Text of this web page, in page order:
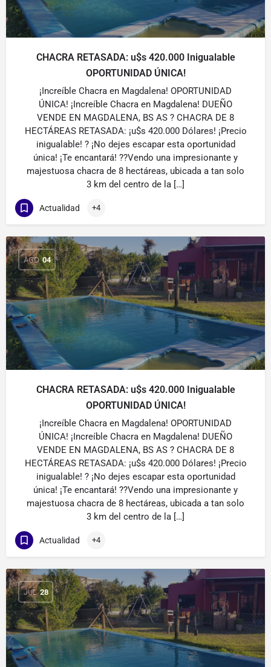
CHACRA RETASADA: u$s 420.000 Inigualable
OPORTUNIDAD ÚNICA!
¡Increíble Chacra en Magdalena! OPORTUNIDAD
ÚNICA! ¡Increíble Chacra en Magdalena! DUEÑO
VENDE EN MAGDALENA, BS AS ? CHACRA DE 8
HECTÁREAS RETASADA: ¡u$s 420.000 Dólares! ¡Precio
inigualable! ? ¡No dejes escapar esta oportunidad
única! ¡Te encantará! ??Vendo una impresionante y
majestuosa chacra de 8 hectáreas, ubicada a tan solo
3 km del centro de la […]
Actualidad +4
AGO 04
CHACRA RETASADA: u$s 420.000 Inigualable
OPORTUNIDAD ÚNICA!
¡Increíble Chacra en Magdalena! OPORTUNIDAD
ÚNICA! ¡Increíble Chacra en Magdalena! DUEÑO
VENDE EN MAGDALENA, BS AS ? CHACRA DE 8
HECTÁREAS RETASADA: ¡u$s 420.000 Dólares! ¡Precio
inigualable! ? ¡No dejes escapar esta oportunidad
única! ¡Te encantará! ??Vendo una impresionante y
majestuosa chacra de 8 hectáreas, ubicada a tan solo
3 km del centro de la […]
Actualidad +4
JUL 28